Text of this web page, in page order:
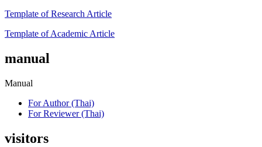
Template of Research Article
Template of Academic Article
manual
Manual
For Author (Thai)
For Reviewer (Thai)
visitors